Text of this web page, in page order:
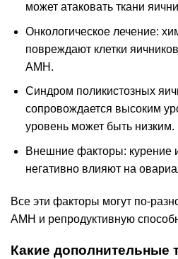
может атаковать ткани
Онкологическое лечение:
повреждают клетки
AMH.
Синдром поликистозных
сопровождается высоким
уровень может быть низким.
Внешние факторы: курение
негативно влияют на
Все эти факторы могут по-
AMH и репродуктивную
Какие дополнительные